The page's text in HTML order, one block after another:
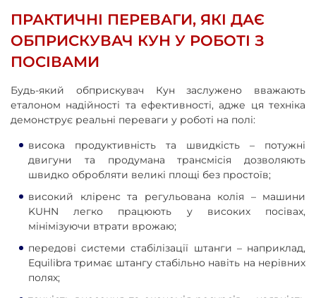
ПРАКТИЧНІ ПЕРЕВАГИ, ЯКІ ДАЄ
ОБПРИСКУВАЧ КУН У РОБОТІ З
ПОСІВАМИ
Будь-який обприскувач Кун заслужено вважають
еталоном надійності та ефективності, адже ця техніка
демонструє реальні переваги у роботі на полі:
висока продуктивність та швидкість – потужні
двигуни та продумана трансмісія дозволяють
швидко обробляти великі площі без простоїв;
високий кліренс та регульована колія – машини
KUHN легко працюють у високих посівах,
мінімізуючи втрати врожаю;
передові системи стабілізації штанги – наприклад,
Equilibra тримає штангу стабільно навіть на нерівних
полях;